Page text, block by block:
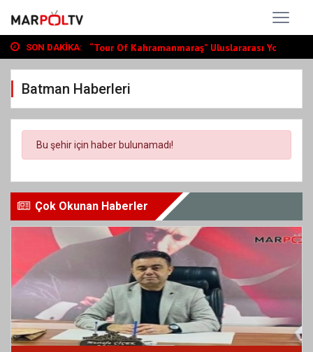
SON DAKIKA:
“Tour Of Kahramanmaraş” Uluslararası Yol...
Büyükşehir, Andırın’da Yol Yatırımlarını...
“Tour Of Kahramanmaraş” Uluslararası Yol...
Batman Haberleri
Bu şehir için haber bulunamadı!
Çok Okunan Haberler